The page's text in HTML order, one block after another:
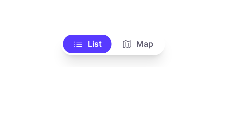
List Map